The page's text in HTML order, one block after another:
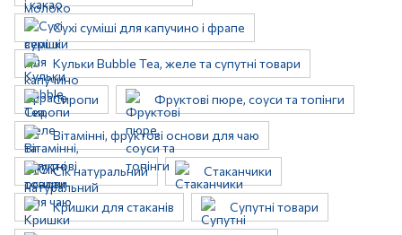
Сухі суміші для капучино і фрапе
Кульки Bubble Tea, желе та супутні товари
Сиропи Фруктові пюре, соуси та топінги
Вітамінні, фруктові основи для чаю
Сік натуральний Стаканчики
Кришки для стаканів Супутні товари